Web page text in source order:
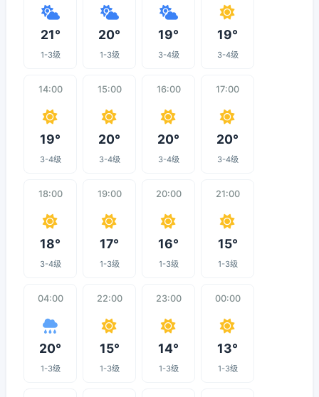
21°
1-3级
20°
1-3级
19°
3-4级
19°
3-4级
14:00
19°
3-4级
15:00
20°
3-4级
16:00
20°
3-4级
17:00
20°
3-4级
18:00
18°
3-4级
19:00
17°
1-3级
20:00
16°
1-3级
21:00
15°
1-3级
04:00
20°
1-3级
22:00
15°
1-3级
23:00
14°
1-3级
00:00
13°
1-3级